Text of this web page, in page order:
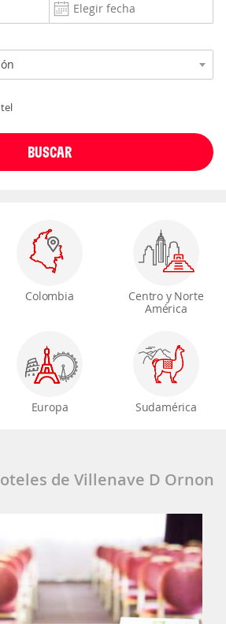
Colombia
Centro y Norte
América
Europa Sudamérica
de Villenave D Ornon